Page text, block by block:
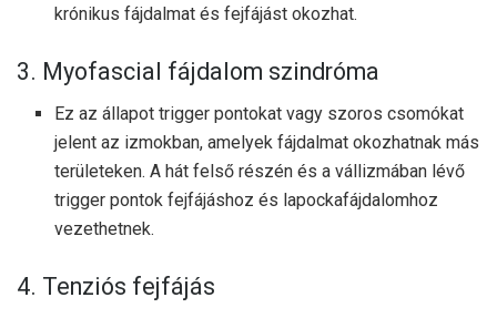
krónikus fájdalmat és fejfájást okozhat.
3. Myofascial fájdalom szindróma
Ez az állapot trigger pontokat vagy szoros csomókat
jelent az izmokban, amelyek fájdalmat okozhatnak más
területeken. A hát felső részén és a vállizmában lévő
trigger pontok fejfájáshoz és lapockafájdalomhoz
vezethetnek.
4. Tenziós fejfájás